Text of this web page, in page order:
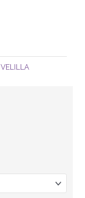
VELILLA